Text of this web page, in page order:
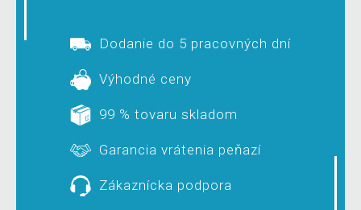
Dodanie do 5 pracovných dní
Výhodné ceny
99 % tovaru skladom
Garancia vrátenia peňazí
Zákaznícka podpora